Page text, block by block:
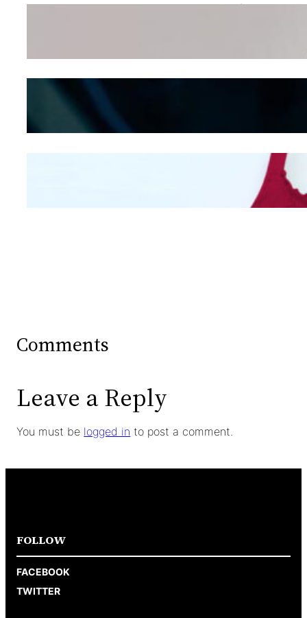
Wanita Pamer Pakaian
Kepribadian
Mengintip Kepribadian
Wanita Dari Warna Bra
Comments
Leave a Reply
You must be logged in to post a comment.
FOLLOW
FACEBOOK
TWITTER